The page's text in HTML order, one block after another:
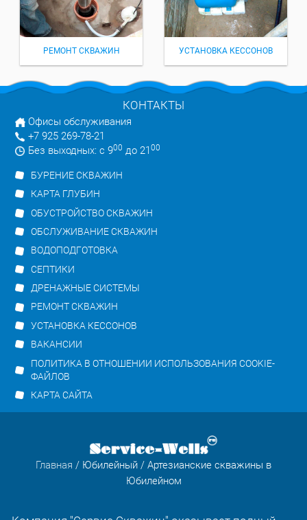
РЕМОНТ СКВАЖИН УСТАНОВКА КЕССОНОВ
КОНТАКТЫ
Офисы обслуживания
+7 925 269-78-21
Без выходных: с 900 до 21 00
БУРЕНИЕ СКВАЖИН
КАРТА ГЛУБИН
ОБУСТРОЙСТВО СКВАЖИН
ОБСЛУЖИВАНИЕ СКВАЖИН
ВОДОПОДГОТОВКА
СЕПТИКИ
ДРЕНАЖНЫЕ СИСТЕМЫ
РЕМОНТ СКВАЖИН
УСТАНОВКА КЕССОНОВ
ВАКАНСИИ
ПОЛИТИКА В ОТНОШЕНИИ ИСПОЛЬЗОВАНИЯ COOKIE-
ФАЙЛОВ
КАРТА САЙТА
Главная / Юбилейный / Артезианские скважины в
Юбилейном